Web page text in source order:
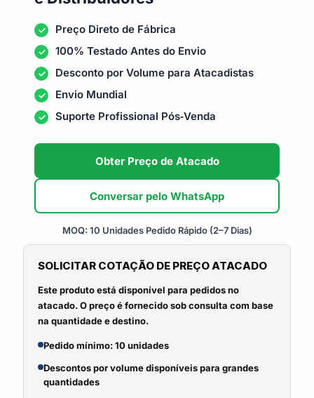
Preço Direto de Fábrica
100% Testado Antes do Envio
Desconto por Volume para Atacadistas
Envio Mundial
Suporte Profissional Pós‑Venda
Obter Preço de Atacado
Conversar pelo WhatsApp
MOQ: 10 Unidades Pedido Rápido (2–7 Dias)
SOLICITAR COTAÇÃO DE PREÇO ATACADO
Este produto está disponível para pedidos no
atacado. O preço é fornecido sob consulta com base
na quantidade e destino.
Pedido mínimo: 10 unidades
Descontos por volume disponíveis para grandes
quantidades